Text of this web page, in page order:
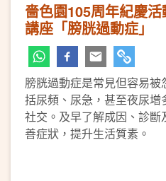
嗇色園105周年紀慶
講座「膀胱過動症」
膀胱過動症是常見但容易
括尿頻、尿急，甚至夜尿
社交。及早了解成因、診
善症狀，提升生活質素。